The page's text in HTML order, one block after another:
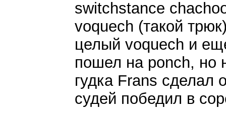
switchstance
voquech (такой
целый voquech и
пошел на ponch, но
гудка Frans сделал
судей победил в